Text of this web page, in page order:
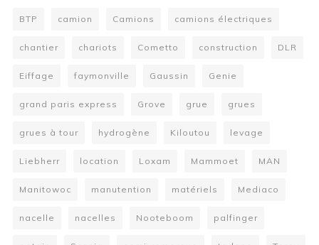
BTP camion Camions camions électriques
chantier chariots Cometto construction DLR
Eiffage faymonville Gaussin Genie
grand paris express Grove grue grues
grues à tour hydrogène Kiloutou levage
Liebherr location Loxam Mammoet MAN
Manitowoc manutention matériels Mediaco
nacelle nacelles Nooteboom palfinger